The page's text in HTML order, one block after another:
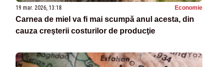
19 mar. 2026, 13:18 Economie
Carnea de miel va fi mai scumpă anul acesta, din
cauza creşterii costurilor de producţie